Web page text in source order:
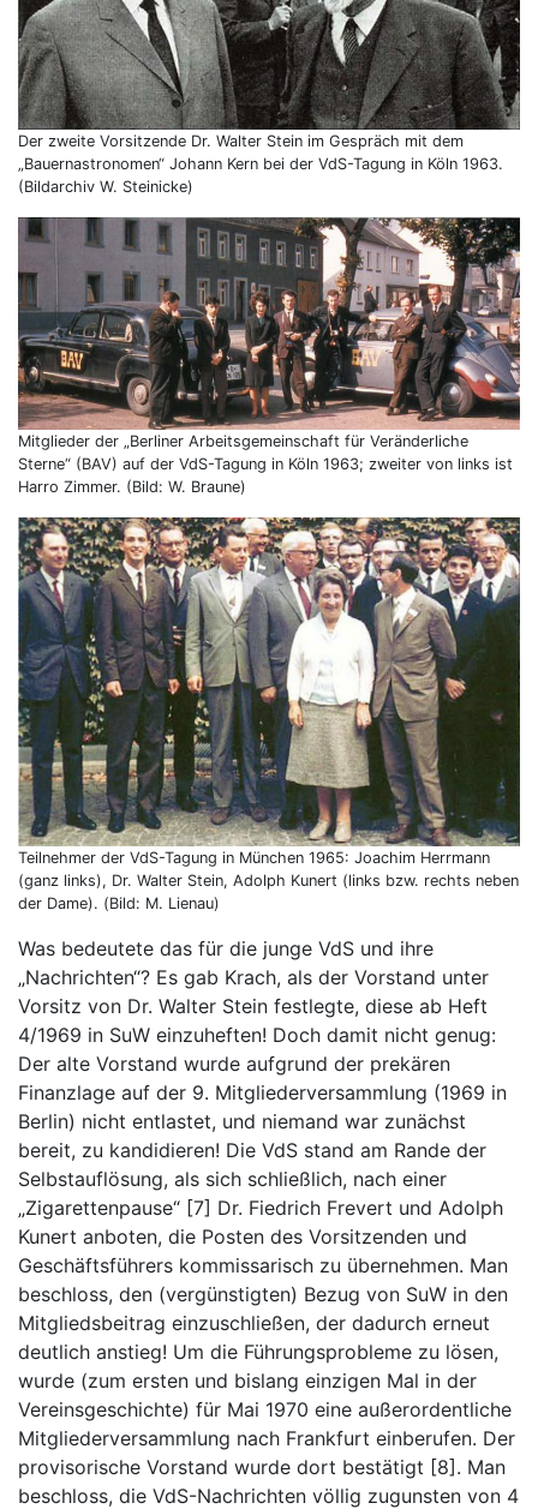
Der zweite Vorsitzende Dr. Walter Stein im Gespräch mit dem
„Bauernastronomen“ Johann Kern bei der VdS-Tagung in Köln 1963.
(Bildarchiv W. Steinicke)
Mitglieder der „Berliner Arbeitsgemeinschaft für Veränderliche
Sterne“ (BAV) auf der VdS-Tagung in Köln 1963; zweiter von links ist
Harro Zimmer. (Bild: W. Braune)
Teilnehmer der VdS-Tagung in München 1965: Joachim Herrmann
(ganz links), Dr. Walter Stein, Adolph Kunert (links bzw. rechts neben
der Dame). (Bild: M. Lienau)
Was bedeutete das für die junge VdS und ihre
„Nachrichten“? Es gab Krach, als der Vorstand unter
Vorsitz von Dr. Walter Stein festlegte, diese ab Heft
4/1969 in SuW einzuheften! Doch damit nicht genug:
Der alte Vorstand wurde aufgrund der prekären
Finanzlage auf der 9. Mitgliederversammlung (1969 in
Berlin) nicht entlastet, und niemand war zunächst
bereit, zu kandidieren! Die VdS stand am Rande der
Selbstauflösung, als sich schließlich, nach einer
„Zigarettenpause“ [7] Dr. Fiedrich Frevert und Adolph
Kunert anboten, die Posten des Vorsitzenden und
Geschäftsführers kommissarisch zu übernehmen. Man
beschloss, den (vergünstigten) Bezug von SuW in den
Mitgliedsbeitrag einzuschließen, der dadurch erneut
deutlich anstieg! Um die Führungsprobleme zu lösen,
wurde (zum ersten und bislang einzigen Mal in der
Vereinsgeschichte) für Mai 1970 eine außerordentliche
Mitgliederversammlung nach Frankfurt einberufen. Der
provisorische Vorstand wurde dort bestätigt [8]. Man
beschloss, die VdS-Nachrichten völlig zugunsten von 4